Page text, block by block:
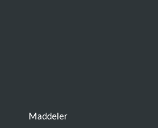
Maddeler